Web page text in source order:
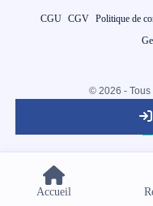
Accueil
CGU CGV Politique de
© 2026 - Tous